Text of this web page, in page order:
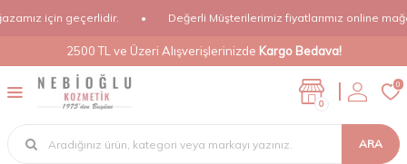
için geçerlidir. Değerli Müşterilerimiz fiyatlarımız online
2500 TL ve Üzeri Alışverişlerinizde Kargo Bedava!
ARA
0
0